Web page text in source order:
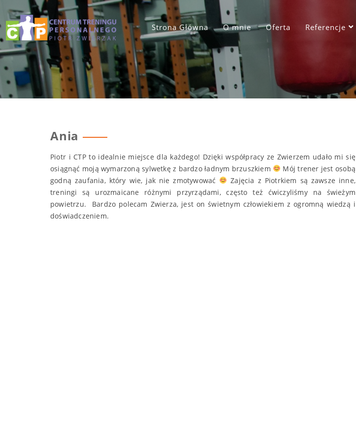
content
Strona Główna O mnie Oferta Referencje
Ania
Piotr i CTP to idealnie miejsce dla każdego! Dzięki współpracy ze Zwierzem udało mi się
osiągnąć moją wymarzoną sylwetkę z bardzo ładnym brzuszkiem
Mój trener jest osobą
godną zaufania, który wie, jak nie zmotywować
Zajęcia z Piotrkiem są zawsze inne,
treningi są urozmaicane różnymi przyrządami, często też ćwiczyliśmy na świeżym
powietrzu. Bardzo polecam Zwierza, jest on świetnym człowiekiem z ogromną wiedzą i
doświadczeniem.